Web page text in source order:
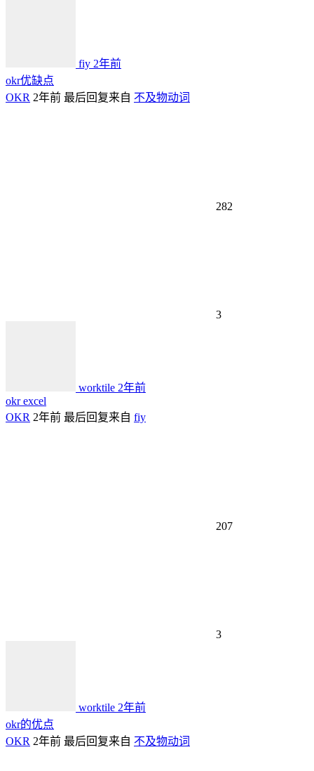
fiy 2年前
okr优缺点
OKR 2年前 最后回复来自 不及物动词
282
3
worktile 2年前
okr excel
OKR 2年前 最后回复来自 fiy
207
3
worktile 2年前
okr的优点
OKR 2年前 最后回复来自 不及物动词